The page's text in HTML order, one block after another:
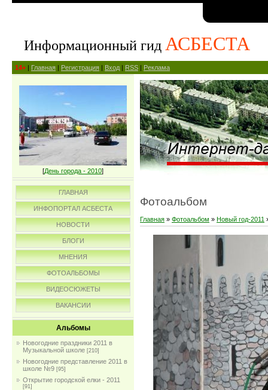
Информационный гид АСБЕСТА
14+ | Главная | Регистрация | Вход | RSS | Реклама
[День города - 2010]
ГЛАВНАЯ
ИНФОПОРТАЛ АСБЕСТА
НОВОСТИ
БЛОГИ
МНЕНИЯ
ФОТОАЛЬБОМЫ
ВИДЕОСЮЖЕТЫ
ВАКАНСИИ
Альбомы
Новогодние праздники 2011 в
Музыкальной школе [210]
Новогодние представление 2011 в
школе №9 [95]
Открытие городской елки - 2011
[91]
Фотоальбом
Главная » Фотоальбом » Новый год-2011